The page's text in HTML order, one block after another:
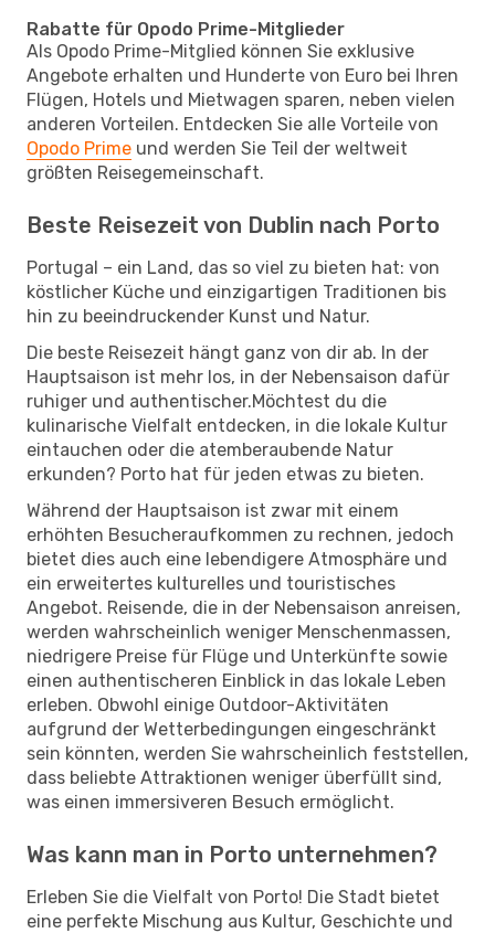
Rabatte für Opodo Prime-Mitglieder
Als Opodo Prime-Mitglied können Sie exklusive
Angebote erhalten und Hunderte von Euro bei Ihren
Flügen, Hotels und Mietwagen sparen, neben vielen
anderen Vorteilen. Entdecken Sie alle Vorteile von
Opodo Prime und werden Sie Teil der weltweit
größten Reisegemeinschaft.
Beste Reisezeit von Dublin nach Porto
Portugal – ein Land, das so viel zu bieten hat: von
köstlicher Küche und einzigartigen Traditionen bis
hin zu beeindruckender Kunst und Natur.
Die beste Reisezeit hängt ganz von dir ab. In der
Hauptsaison ist mehr los, in der Nebensaison dafür
ruhiger und authentischer.Möchtest du die
kulinarische Vielfalt entdecken, in die lokale Kultur
eintauchen oder die atemberaubende Natur
erkunden? Porto hat für jeden etwas zu bieten.
Während der Hauptsaison ist zwar mit einem
erhöhten Besucheraufkommen zu rechnen, jedoch
bietet dies auch eine lebendigere Atmosphäre und
ein erweitertes kulturelles und touristisches
Angebot. Reisende, die in der Nebensaison anreisen,
werden wahrscheinlich weniger Menschenmassen,
niedrigere Preise für Flüge und Unterkünfte sowie
einen authentischeren Einblick in das lokale Leben
erleben. Obwohl einige Outdoor-Aktivitäten
aufgrund der Wetterbedingungen eingeschränkt
sein könnten, werden Sie wahrscheinlich feststellen,
dass beliebte Attraktionen weniger überfüllt sind,
was einen immersiveren Besuch ermöglicht.
Was kann man in Porto unternehmen?
Erleben Sie die Vielfalt von Porto! Die Stadt bietet
eine perfekte Mischung aus Kultur, Geschichte und